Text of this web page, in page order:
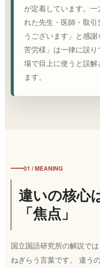
が定着しています。
れた先生・医師・取
うございます」と感
苦労様」は一律に誤
場で目上に使うと誤
ます。
01 / MEANING
違いの核心
「焦点」
国立国語研究所の解説で
ねぎらう言葉です。 違う